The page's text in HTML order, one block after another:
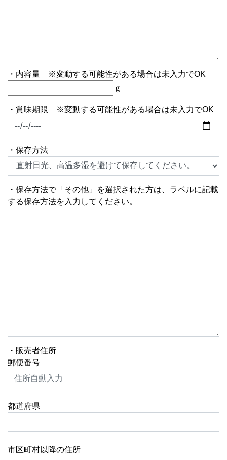
・内容量 ※変動する可能性がある場合は未入力でOK
ｇ
・賞味期限 ※変動する可能性がある場合は未入力でOK
・保存方法
・保存方法で「その他」を選択された方は、ラベルに記載
する保存方法を入力してください。
・販売者住所
郵便番号
都道府県
市区町村以降の住所